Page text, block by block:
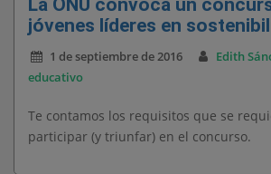
La ONU convoca un
jóvenes líderes en
1 de septiembre de 2016 Edith
educativo
Te contamos los requisitos que se
participar (y triunfar) en el concurso.